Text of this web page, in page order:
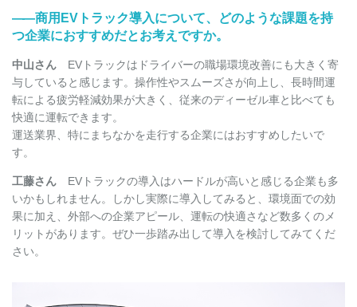
――商用EVトラック導入について、どのような課題を持
つ企業におすすめだとお考えですか。
中山さん EVトラックはドライバーの職場環境改善にも大きく寄
与していると感じます。操作性やスムーズさが向上し、長時間運
転による疲労軽減効果が大きく、従来のディーゼル車と比べても
快適に運転できます。
運送業界、特にまちなかを走行する企業にはおすすめしたいで
す。
工藤さん EVトラックの導入はハードルが高いと感じる企業も多
いかもしれません。しかし実際に導入してみると、環境面での効
果に加え、外部への企業アピール、運転の快適さなど数多くのメ
リットがあります。ぜひ一歩踏み出して導入を検討してみてくだ
さい。